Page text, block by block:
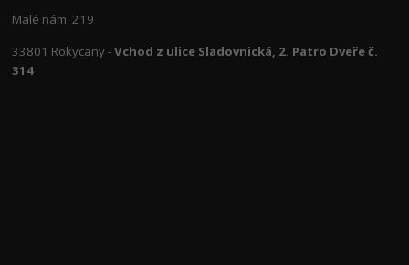
Malé nám. 219
33801 Rokycany -Vchod z ulice Sladovnická, 2. Patro Dveře č.
314